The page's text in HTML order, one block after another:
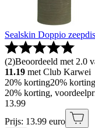
Sealskin Doppio
(2)Beoordeeld met 2.0
11.19 met Club Karwei
20% korting20% korting
20% korting,
13.99
Prijs: 13.99 euro